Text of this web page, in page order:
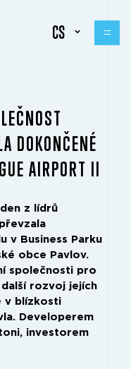
CS
DOKONČENÉ
AIRPORT II
z lídrů
v Business Parku
obce Pavlov.
společnosti pro
rozvoj jejích
v blízkosti
Developerem
investorem